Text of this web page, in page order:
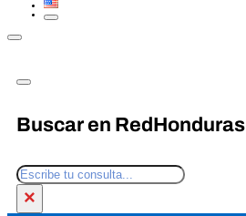
Buscar en RedHonduras
Buscar
×